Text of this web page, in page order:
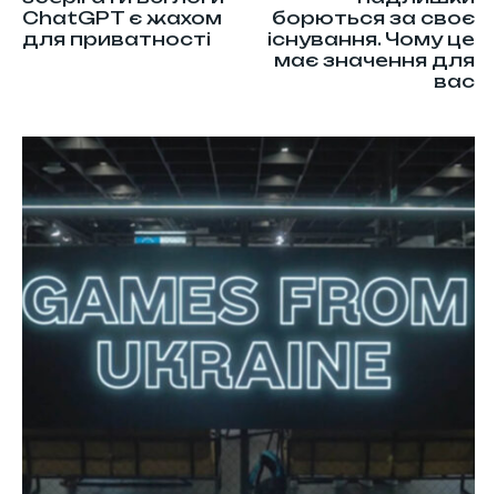
ChatGPT є жахом
для приватності
борються за своє
існування. Чому це
має значення для
вас